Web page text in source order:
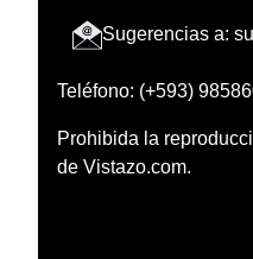
Sugerencias a:
Teléfono: (+593)
Prohibida la
de Vistazo.com.